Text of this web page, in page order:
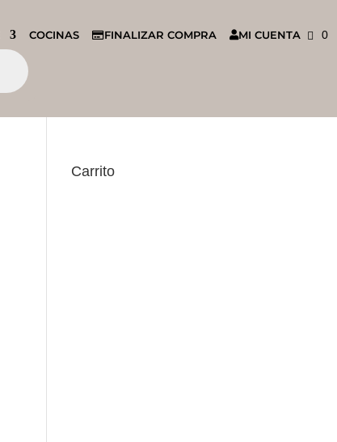
COCINAS FINALIZAR COMPRA MI CUENTA
0
Carrito